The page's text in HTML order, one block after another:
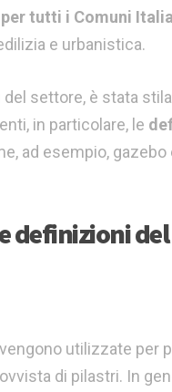
tutti i Comuni
e urbanistica.
settore, è stata
in particolare, le
ad esempio, gazebo
definizioni
utilizzate per
di pilastri. In